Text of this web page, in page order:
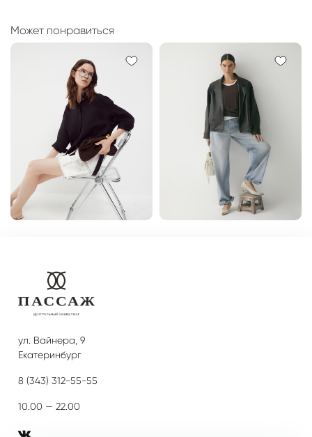
Может понравиться
ул. Вайнера, 9
Екатеринбург
8 (343) 312-55-55
10.00 — 22.00